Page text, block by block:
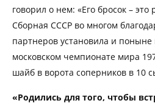
говорил о нем: «Его бросок –
Сборная СССР во многом
партнеров установила и
московском чемпионате мира
шайб в ворота соперников в 10
«Родились для того, чтобы